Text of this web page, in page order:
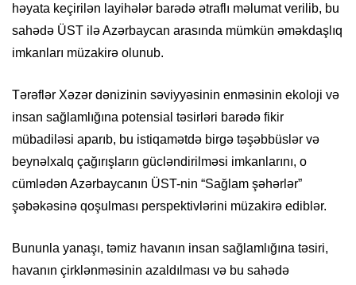
həyata keçirilən layihələr barədə ətraflı məlumat verilib, bu
sahədə ÜST ilə Azərbaycan arasında mümkün əməkdaşlıq
imkanları müzakirə olunub.
Tərəflər Xəzər dənizinin səviyyəsinin enməsinin ekoloji və
insan sağlamlığına potensial təsirləri barədə fikir
mübadiləsi aparıb, bu istiqamətdə birgə təşəbbüslər və
beynəlxalq çağırışların gücləndirilməsi imkanlarını, o
cümlədən Azərbaycanın ÜST-nin “Sağlam şəhərlər”
şəbəkəsinə qoşulması perspektivlərini müzakirə ediblər.
Bununla yanaşı, təmiz havanın insan sağlamlığına təsiri,
havanın çirklənməsinin azaldılması və bu sahədə